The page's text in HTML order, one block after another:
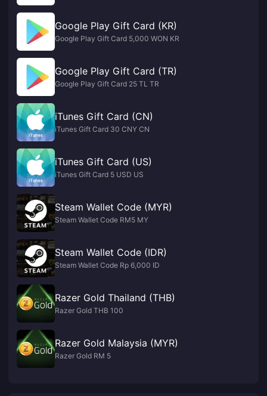
Google Play Gift Card (KR)
Google Play Gift Card 5,000 WON KR
Google Play Gift Card (TR)
Google Play Gift Card 25 TL TR
iTunes Gift Card (CN)
iTunes Gift Card 30 CNY CN
iTunes Gift Card (US)
iTunes Gift Card 5 USD US
Steam Wallet Code (MYR)
Steam Wallet Code RM5 MY
Steam Wallet Code (IDR)
Steam Wallet Code Rp 6,000 ID
Razer Gold Thailand (THB)
Razer Gold THB 100
Razer Gold Malaysia (MYR)
Razer Gold RM 5